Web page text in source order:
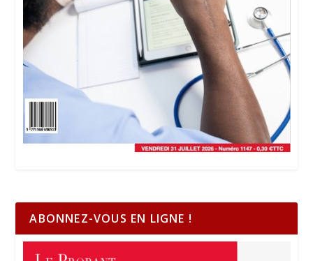
ABONNEZ-VOUS EN LIGNE !